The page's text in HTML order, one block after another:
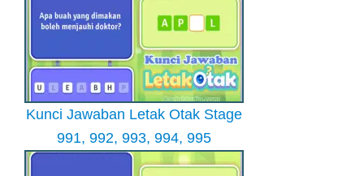
Kunci Jawaban Letak Otak Stage
991, 992, 993, 994, 995